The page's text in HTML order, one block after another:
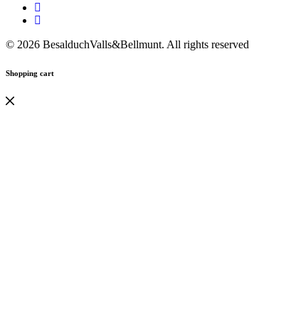
© 2026 BesalduchValls&Bellmunt. All rights reserved
Shopping cart